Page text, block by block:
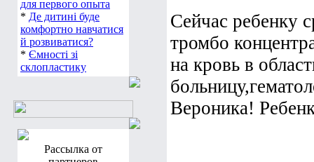
для первого опыта
* Де дитині буде
комфортно навчатися
й розвиватися?
* Ємності зі
склопластику
Рассылка от
Сейчас ребенку
тромбо
на кровь в
Вероника!